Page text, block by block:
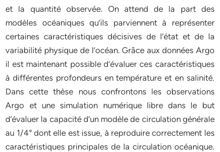
et la quantité observée. On attend de la part des
modèles océaniques qu’ils parviennent à représenter
certaines caractéristiques décisives de l’état et de la
variabilité physique de l’océan. Grâce aux données Argo
il est maintenant possible d’évaluer ces caractéristiques
à différentes profondeurs en température et en salinité.
Dans cette thèse nous confrontons les observations
Argo et une simulation numérique libre dans le but
d’évaluer la capacité d’un modèle de circulation générale
au 1/4° dont elle est issue, à reproduire correctement les
caractéristiques principales de la circulation océanique.